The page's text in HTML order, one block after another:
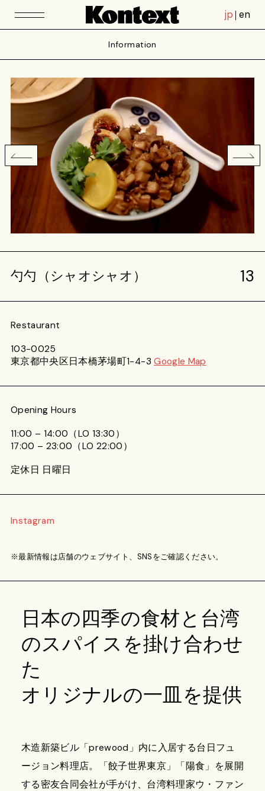
jp en
Information
勺勺（シャオシャオ） 13
Restaurant
103-0025
東京都中央区日本橋茅場町1-4-3 Google Map
Opening Hours
11:00 – 14:00（LO 13:30）
17:00 – 23:00（LO 22:00）
定休日 日曜日
Instagram
※最新情報は店舗のウェブサイト、SNSをご確認ください。
日本の四季の食材と台湾
のスパイスを掛け合わせ
た
オリジナルの一皿を提供
木造新築ビル「prewood」内に入居する台日フュ
ージョン料理店。「餃子世界東京」「陽食」を展開
する密友合同会社が手がけ、台湾料理家ウ・ファン